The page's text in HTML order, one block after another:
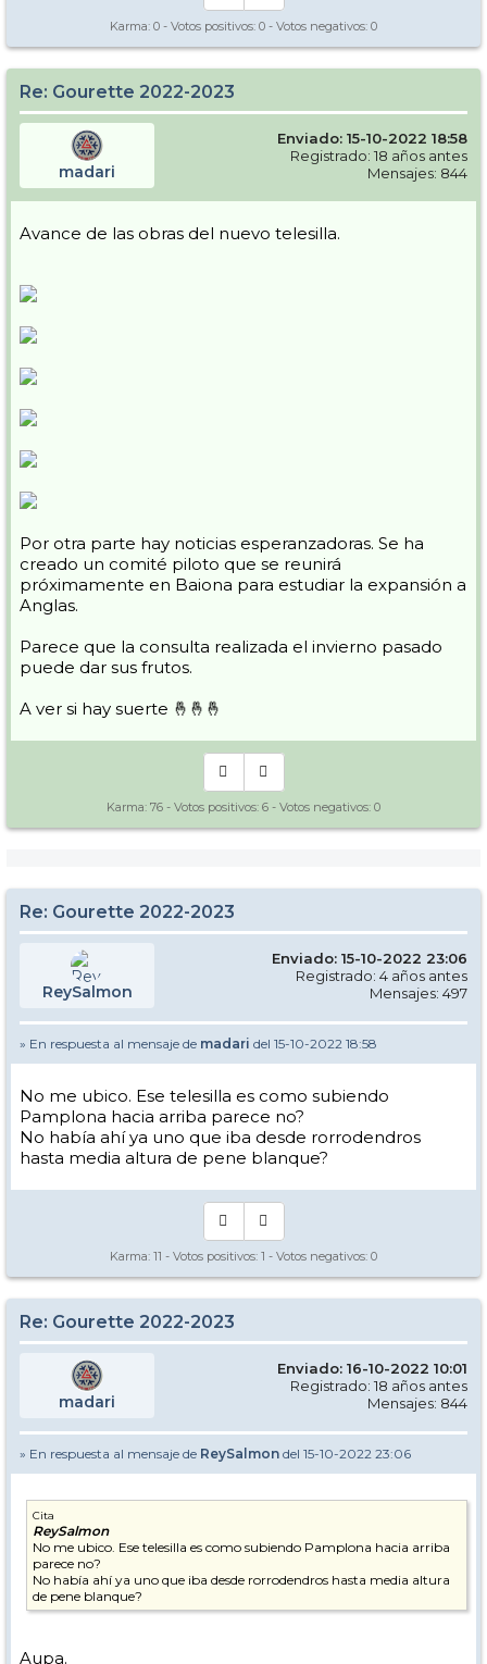
Karma: 0 - Votos positivos: 0 - Votos negativos: 0
Re: Gourette 2022-2023
madari
Enviado: 15-10-2022 18:58
Registrado: 18 años antes
Mensajes: 844
Avance de las obras del nuevo telesilla.
Por otra parte hay noticias esperanzadoras. Se ha
creado un comité piloto que se reunirá
próximamente en Baiona para estudiar la expansión a
Anglas.
Parece que la consulta realizada el invierno pasado
puede dar sus frutos.
A ver si hay suerte 🤞🤞🤞
Karma: 76 - Votos positivos: 6 - Votos negativos: 0
Re: Gourette 2022-2023
ReySalmon
Enviado: 15-10-2022 23:06
Registrado: 4 años antes
Mensajes: 497
» En respuesta al mensaje de madari del 15-10-2022 18:58
No me ubico. Ese telesilla es como subiendo
Pamplona hacia arriba parece no?
No había ahí ya uno que iba desde rorrodendros
hasta media altura de pene blanque?
Karma: 11 - Votos positivos: 1 - Votos negativos: 0
Re: Gourette 2022-2023
madari
Enviado: 16-10-2022 10:01
Registrado: 18 años antes
Mensajes: 844
» En respuesta al mensaje de ReySalmon del 15-10-2022 23:06
Cita
ReySalmon
No me ubico. Ese telesilla es como subiendo Pamplona hacia arriba
parece no?
No había ahí ya uno que iba desde rorrodendros hasta media altura
de pene blanque?
Aupa.